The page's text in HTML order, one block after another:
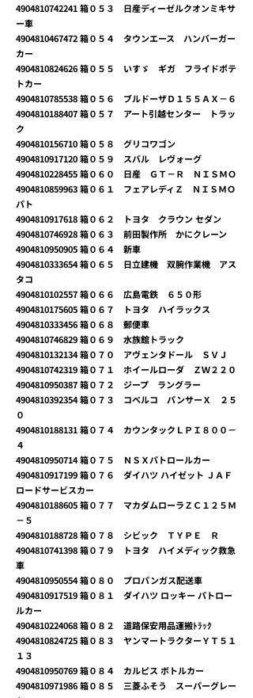
4904810742241箱０５３ 日産ディーゼルクオンミキサ
ー車
4904810467472箱０５４ タウンエース ハンバーガー
カー
4904810824626箱０５５ いすゞ ギガ フライドポテ
トカー
4904810785538箱０５６ ブルドーザＤ１５５ＡＸ－６
4904810188407箱０５７ アート引越センター トラッ
ク
4904810156710箱０５８ グリコワゴン
4904810917120箱０５９ スバル レヴォーグ
4904810228455箱０６０ 日産 ＧＴ－Ｒ ＮＩＳＭＯ
4904810859963箱０６１ フェアレディＺ ＮＩＳＭＯ
パト
4904810917618箱０６２ トヨタ クラウン セダン
4904810746928箱０６３ 前田製作所 かにクレーン
4904810950905箱０６４ 新車
4904810333654箱０６５ 日立建機 双腕作業機 アス
タコ
4904810102557箱０６６ 広島電鉄 ６５０形
4904810175605箱０６７ トヨタ ハイラックス
4904810333456箱０６８ 郵便車
4904810746829箱０６９ 水族館トラック
4904810132134箱０７０ アヴェンタドール ＳＶＪ
4904810742319箱０７１ ホイールローダ ＺＷ２２０
4904810950387箱０７２ ジープ ラングラー
4904810392354箱０７３ コベルコ パンサーＸ ２５
０
4904810188131箱０７４ カウンタックＬＰＩ８００－
４
4904810950714箱０７５ ＮＳＸパトロールカー
4904810917199箱０７６ ダイハツ ハイゼット ＪＡＦ
ロードサービスカー
4904810188605箱０７７ マカダムローラＺＣ１２５Ｍ
－５
4904810188728箱０７８ シビック ＴＹＰＥ Ｒ
4904810741398箱０７９ トヨタ ハイメディック救急
車
4904810950554箱０８０ プロパンガス配送車
4904810917519箱０８１ ダイハツ ロッキー パトロー
ルカー
4904810224068箱０８２ 道路保安用品運搬ﾄﾗｯｸ
4904810824725箱０８３ ヤンマートラクターＹＴ５１
１３
4904810950769箱０８４ カルピス ボトルカー
4904810971986箱０８５ 三菱ふそう スーパーグレー